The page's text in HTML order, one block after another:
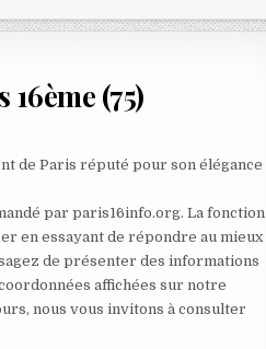
(75)
de Paris réputé pour son élégance
par paris16info.org. La fonction
en essayant de répondre au mieux
de présenter des informations
affichées sur notre
nous vous invitons à consulter